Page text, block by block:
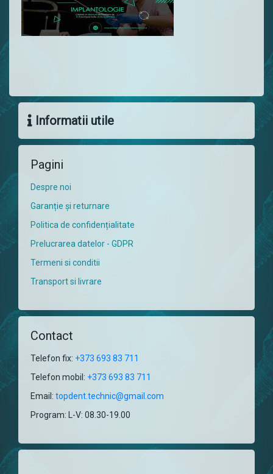
Informatii utile
Pagini
Despre noi
Garanție și returnare
Politica de confidențialitate
Prelucrarea datelor - GDPR
Termeni si conditii
Transport si livrare
Contact
Telefon fix: +373 693 83 711
Telefon mobil: +373 693 83 711
Email: topdent.technic@gmail.com
Program: L-V: 08.30-19.00